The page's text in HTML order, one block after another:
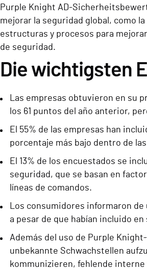
Purple Knight AD-
mejorar la seguridad global, como
estructuras y procesos para
de seguridad.
Die wichtigsten
Las empresas obtuvieron en su
los 61 puntos del año anterior,
El 55% de las empresas han
porcentaje más bajo dentro de
El 13% de los encuestados se
seguridad, que se basan en
líneas de comandos.
Los consumidores informaron
a pesar de que habían incluido
Además del uso de Purple
unbekannte Schwachstellen
kommunizieren, fehlende